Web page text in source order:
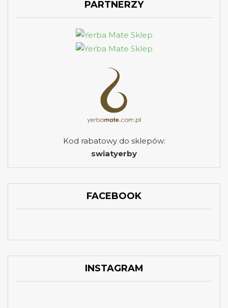
PARTNERZY
Kod rabatowy do sklepów:
swiatyerby
FACEBOOK
INSTAGRAM